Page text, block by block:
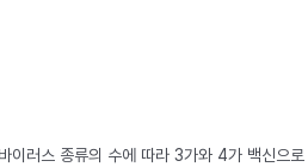
이러스 종류의 수에 따라 3가와 4가 백신으로